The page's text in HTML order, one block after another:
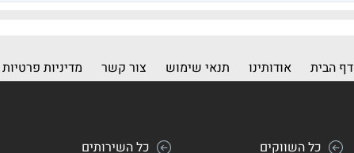
דף הבית אודותינו תנאי שימוש צור קשר מדיניות פרטיות
כל השווקים כל השירותים